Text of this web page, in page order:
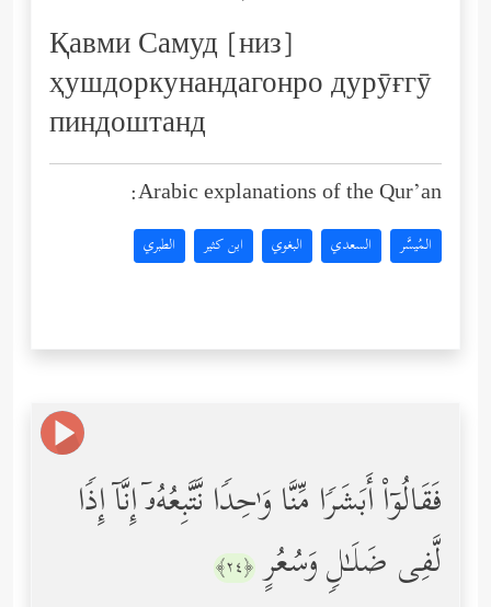
Қавми Самуд [низ]
ҳушдоркунандагонро дурӯғгӯ
пиндоштанд
Arabic explanations of the Qur’an:
المُيسَّر السعدي البغوي ابن كثير الطبري
فَقَالُوۤاْ أَبَشَرࣰا مِّنَّا وَ ٰ⁠حِدࣰا نَّتَّبِعُهُۥۤ إِنَّاۤ إِذࣰا
لَّفِی ضَلَـٰلࣲ وَسُعُرٍ ﴿٢٤﴾